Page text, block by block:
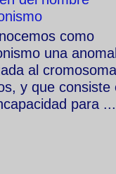
como
una
al
y que consiste
para ...